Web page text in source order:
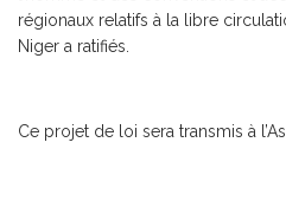
régionaux relatifs à la libre
Niger a ratifiés.
Ce projet de loi sera transmis à